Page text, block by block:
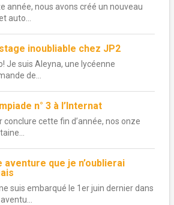
année, nous avons créé un nouveau
auto...
inoubliable chez JP2
Je suis Aleyna, une lycéenne
de...
n° 3 à l’Internat
conclure cette fin d’année, nos onze
aventure que je n’oublierai
suis embarqué le 1er juin dernier dans